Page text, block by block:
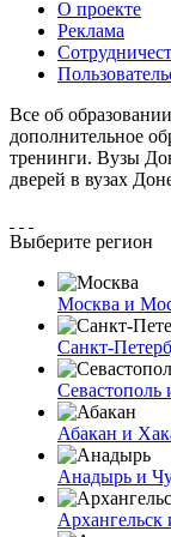
О проекте
Реклама
Все об
дополнительное
тренинги. Вузы
дверей в вузах
Выберите регион
Москва и
Санкт-
Абакан и
Анадырь и
Архангельск